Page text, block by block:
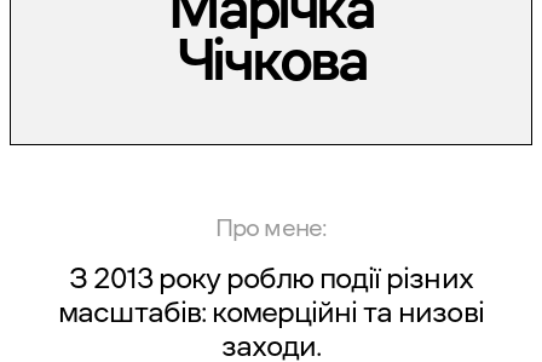
Чічкова
Про мене:
З 2013 року роблю події різних
масштабів: комерційні та низові
заходи.